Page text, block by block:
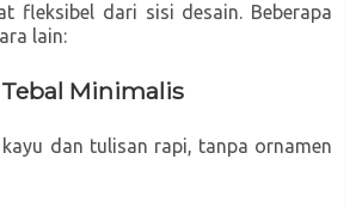
fleksibel dari sisi desain. Beberapa
lain:
Tebal Minimalis
dan tulisan rapi, tanpa ornamen